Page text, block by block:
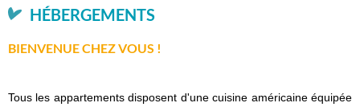
HÉBERGEMENTS
BIENVENUE CHEZ VOUS !
Tous les appartements disposent d'une cuisine américaine équipée